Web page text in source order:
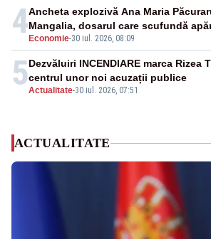
4 Economie-30 iul. 2026, 08:09
Ancheta explozivă Ana Maria
Mangalia, dosarul care scufundă
5Actualitate-30 iul. 2026, 07:51
Dezvăluiri INCENDIARE marca Rizea
centrul unor noi acuzații publice
ACTUALITATE